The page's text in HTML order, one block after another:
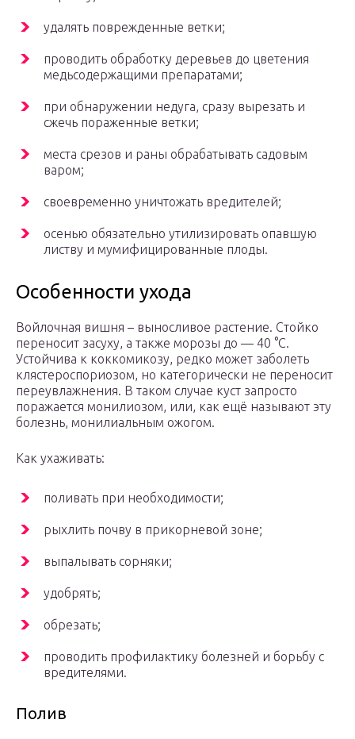
удалять поврежденные ветки;
проводить обработку деревьев до цветения
медьсодержащими препаратами;
при обнаружении недуга, сразу вырезать и
сжечь пораженные ветки;
места срезов и раны обрабатывать садовым
варом;
своевременно уничтожать вредителей;
осенью обязательно утилизировать опавшую
листву и мумифицированные плоды.
Особенности ухода
Войлочная вишня – выносливое растение. Стойко
переносит засуху, а также морозы до — 40 °С.
Устойчива к коккомикозу, редко может заболеть
клястероспориозом, но категорически не переносит
переувлажнения. В таком случае куст запросто
поражается монилиозом, или, как ещё называют эту
болезнь, монилиальным ожогом.
Как ухаживать:
поливать при необходимости;
рыхлить почву в прикорневой зоне;
выпалывать сорняки;
удобрять;
обрезать;
проводить профилактику болезней и борьбу с
вредителями.
Полив